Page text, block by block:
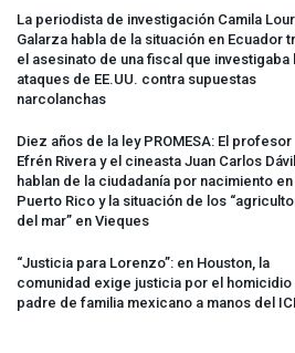
La periodista de investigación Camila
Galarza habla de la situación en Ecuador
el asesinato de una fiscal que investigaba
ataques de EE.UU. contra supuestas
narcolanchas
Diez años de la ley PROMESA: El profesor
Efrén Rivera y el cineasta Juan Carlos
hablan de la ciudadanía por nacimiento en
Puerto Rico y la situación de los
del mar” en Vieques
“Justicia para Lorenzo”: en Houston, la
comunidad exige justicia por el homicidio
padre de familia mexicano a manos del